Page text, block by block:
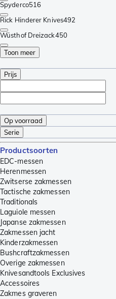
Spyderco516
Rick Hinderer Knives492
Wüsthof Dreizack450
Toon meer
Prijs
Op voorraad
Serie
Productsoorten
EDC-messen
Herenmessen
Zwitserse zakmessen
Tactische zakmessen
Traditionals
Laguiole messen
Japanse zakmessen
Zakmessen jacht
Kinderzakmessen
Bushcraftzakmessen
Overige zakmessen
Knivesandtools Exclusives
Accessoires
Zakmes graveren